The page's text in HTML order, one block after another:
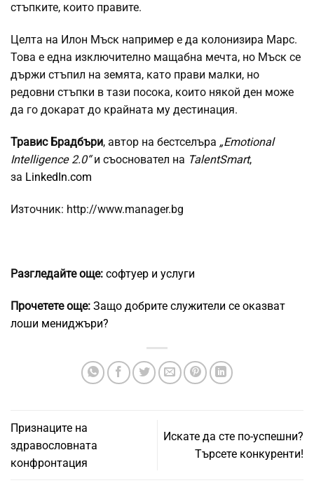
стъпките, които правите.
Целта на Илон Мъск например е да колонизира Марс.
Това е една изключително мащабна мечта, но Мъск се
държи стъпил на земята, като прави малки, но
редовни стъпки в тази посока, които някой ден може
да го докарат до крайната му дестинация.
Травис Брадбъри, автор на бестселъра „Emotional
Intelligence 2.0“и съосновател на TalentSmart,
за LinkedIn.com
Източник: http://www.manager.bg
Разгледайте още: софтуер и услуги
Прочетете още: Защо добрите служители се оказват
лоши мениджъри?
Признаците на
здравословната
конфронтация
Искате да сте по-успешни?
Търсете конкуренти!